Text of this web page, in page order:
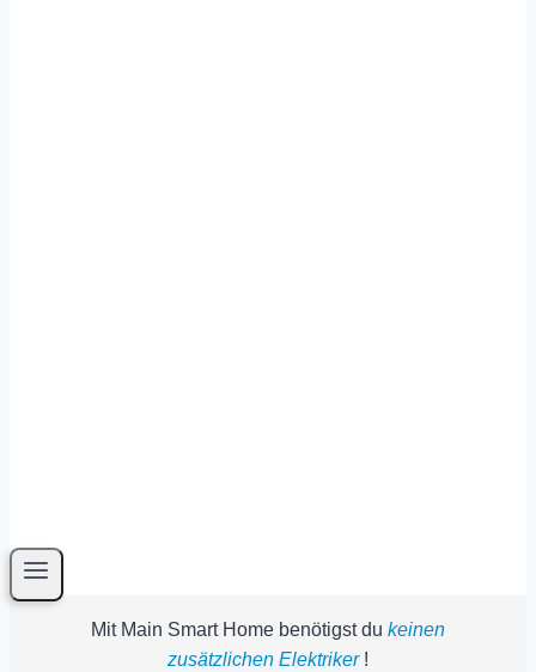
Mit Main Smart Home benötigst du keinen
zusätzlichen Elektriker!